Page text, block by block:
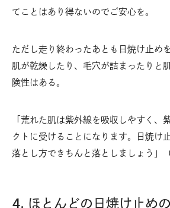
てことはあり得ないのでご安心を。
ただし走り終わったあとも日焼け止め
肌が乾燥したり、毛穴が詰まったりと
険性はある。
「荒れた肌は紫外線を吸収しやすく、
クトに受けることになります。日焼け
落とし方できちんと落としましょう」
4. ほとんどの日焼け止め